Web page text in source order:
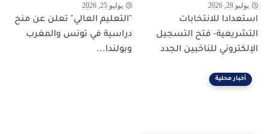
يوليو 28, 2026
استعدادا للانتخابات
التشريعية- فتح التسجيل
الإلكتروني للناخبين الجدد
يوليو 25, 2026
"التعليم العالي" تعلن عن منح
دراسية في تونس والمغرب
وبولندا...
أخبار محلية